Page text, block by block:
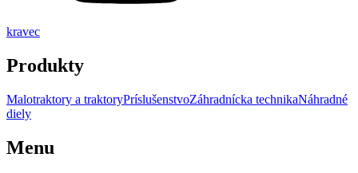
kravec
Produkty
Malotraktory a traktoryPríslušenstvoZáhradnícka technikaNáhradné
diely
Menu